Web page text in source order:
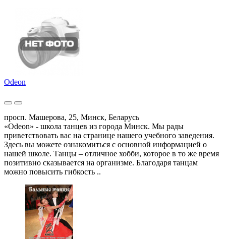
Odeon
просп. Машерова, 25, Минск, Беларусь
«Odeon» - школа танцев из города Минск. Мы рады
приветствовать вас на странице нашего учебного заведения.
Здесь вы можете ознакомиться с основной информацией о
нашей школе. Танцы – отличное хобби, которое в то же время
позитивно сказывается на организме. Благодаря танцам
можно повысить гибкость ..